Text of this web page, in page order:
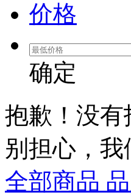
价格
确定
抱歉！没有
别担心，
全部商品